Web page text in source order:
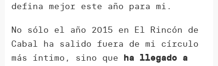
defina mejor este año para mi.
No sólo el año 2015 en El Rincón de
Cabal ha salido fuera de mi círculo
más íntimo, sino que ha llegado a